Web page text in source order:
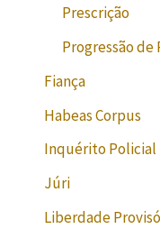
Prescrição
Progressão de
Fiança
Habeas Corpus
Inquérito Policial
Júri
Liberdade